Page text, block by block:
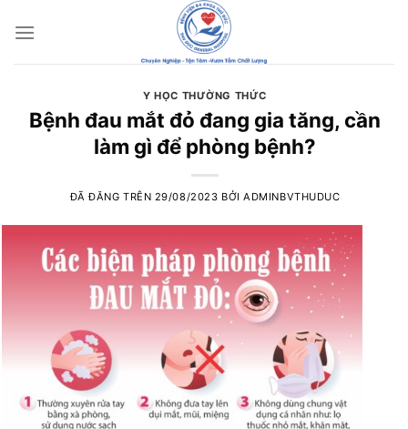
đến
Y HỌC THƯỜNG THỨC
Bệnh đau mắt đỏ đang gia tăng, cần
làm gì để phòng bệnh?
ĐÃ ĐĂNG TRÊN 29/08/2023 BỞIADMINBVTHUDUC